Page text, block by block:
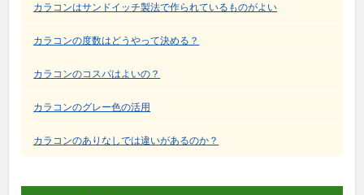
カラコンはサンドイッチ製法で作られているものがよい
カラコンの度数はどうやって決める？
カラコンのコスパはよいの？
カラコンのグレー色の活用
カラコンのありなしでは違いがあるのか？